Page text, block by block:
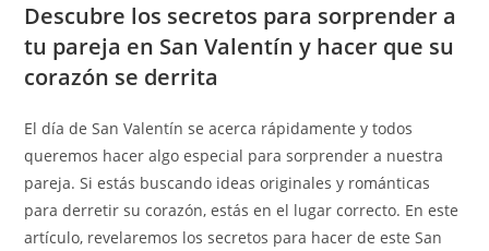
Descubre los secretos para sorprender a
tu pareja en San Valentín y hacer que su
corazón se derrita
El día de San Valentín se acerca rápidamente y todos
queremos hacer algo especial para sorprender a nuestra
pareja. Si estás buscando ideas originales y románticas
para derretir su corazón, estás en el lugar correcto. En este
artículo, revelaremos los secretos para hacer de este San